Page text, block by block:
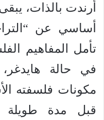
أرندت بالذات،
أساسي عن
تأمل المفاهيم
في حالة
مكونات فلسفته
قبل مدة طويلة